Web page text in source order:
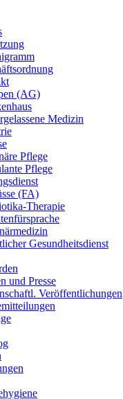
(AG)
Medizin
Pflege
Pflege
(FA)
Therapie
Gesundheitsdienst
und Presse
Veröffentlichungen